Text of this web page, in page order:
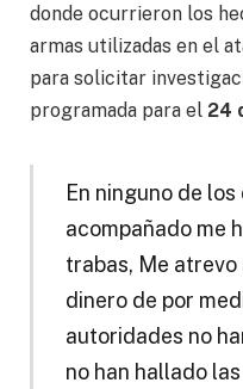
donde ocurrieron los
armas utilizadas en el
para solicitar
programada para el 24
En ninguno de
acompañado me
trabas, Me atrevo
dinero de por
autoridades no
no han hallado